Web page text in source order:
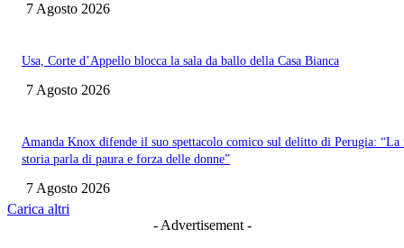
7 Agosto 2026
Usa, Corte d’Appello blocca la sala da ballo della Casa Bianca
7 Agosto 2026
Amanda Knox difende il suo spettacolo comico sul delitto di Perugia: “La
storia parla di paura e forza delle donne”
7 Agosto 2026
Carica altri
- Advertisement -